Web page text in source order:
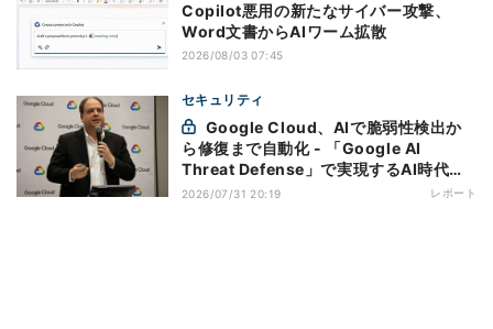
Copilot悪用の新たなサイバー攻撃、
Word文書からAIワーム拡散
2026/08/03 07:45
セキュリティ
ら修復まで自動化 - 「Google AI
Threat Defense」で実現するAI時代の
防御戦略
2026/07/31 20:19 レポート